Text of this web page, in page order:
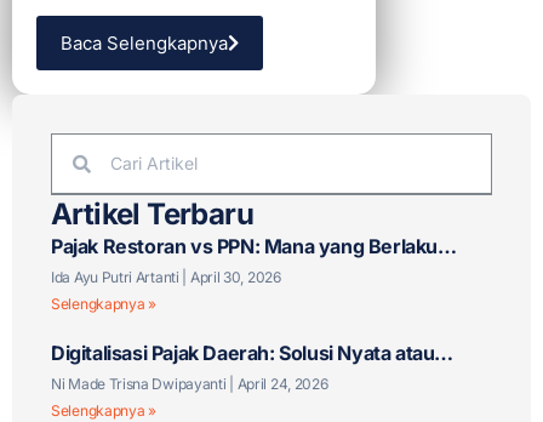
Baca Selengkapnya
Artikel Terbaru
Pajak Restoran vs PPN: Mana yang Berlaku
untuk Bisnis F&B Anda?
Ida Ayu Putri Artanti
April 30, 2026
Selengkapnya »
Digitalisasi Pajak Daerah: Solusi Nyata atau
Tantangan Baru?
Ni Made Trisna Dwipayanti
April 24, 2026
Selengkapnya »